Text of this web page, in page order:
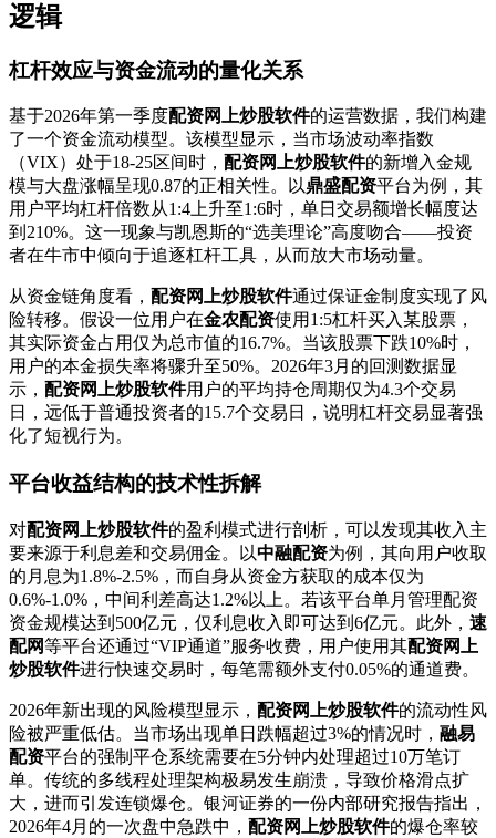
逻辑
杠杆效应与资金流动的量化关系
基于2026年第一季度配资网上炒股软件的运营数据，我们构建
了一个资金流动模型。该模型显示，当市场波动率指数
（VIX）处于18-25区间时， 配资网上炒股软件的新增入金规
模与大盘涨幅呈现0.87的正相关性。以鼎盛配资平台为例，其
用户平均杠杆倍数从1:4上升至1:6时，单日交易额增长幅度达
到210%。这一现象与凯恩斯的“选美理论”高度吻合——投资
者在牛市中倾向于追逐杠杆工具，从而放大市场动量。
从资金链角度看， 配资网上炒股软件通过保证金制度实现了风
险转移。假设一位用户在金农配资使用1:5杠杆买入某股票，
其实际资金占用仅为总市值的16.7%。当该股票下跌10%时，
用户的本金损失率将骤升至50%。2026年3月的回测数据显
示， 配资网上炒股软件用户的平均持仓周期仅为4.3个交易
日，远低于普通投资者的15.7个交易日，说明杠杆交易显著强
化了短视行为。
平台收益结构的技术性拆解
对配资网上炒股软件的盈利模式进行剖析，可以发现其收入主
要来源于利息差和交易佣金。以中融配资为例，其向用户收取
的月息为1.8%-2.5%，而自身从资金方获取的成本仅为
0.6%-1.0%，中间利差高达1.2%以上。若该平台单月管理配资
资金规模达到500亿元，仅利息收入即可达到6亿元。此外， 速
配网等平台还通过“VIP通道”服务收费，用户使用其配资网上
炒股软件进行快速交易时，每笔需额外支付0.05%的通道费。
2026年新出现的风险模型显示， 配资网上炒股软件的流动性风
险被严重低估。当市场出现单日跌幅超过3%的情况时， 融易
配资平台的强制平仓系统需要在5分钟内处理超过10万笔订
单。传统的多线程处理架构极易发生崩溃，导致价格滑点扩
大，进而引发连锁爆仓。银河证券的一份内部研究报告指出，
2026年4月的一次盘中急跌中， 配资网上炒股软件的爆仓率较